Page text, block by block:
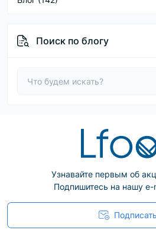
Поиск по блогу
Узнавайте первым об
Подпишитесь на нашу